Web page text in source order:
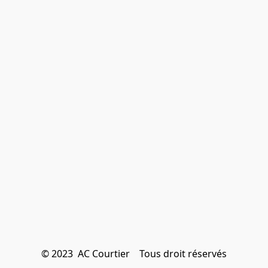
© 2023  AC Courtier    Tous droit réservés